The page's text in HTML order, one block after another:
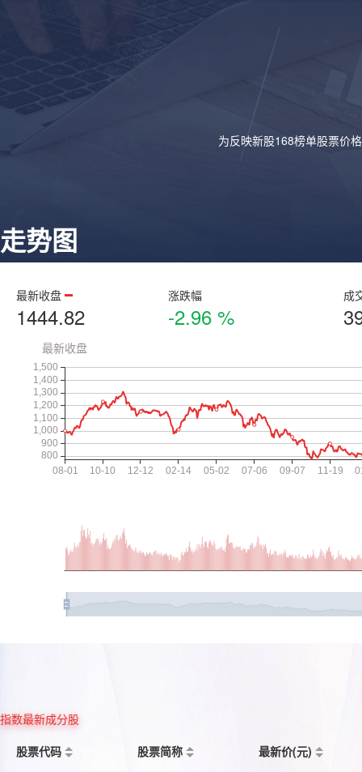
为反映新股168榜单股票价
走势图
最新收盘
1444.82
涨跌幅
-2.96 %
成
指数最新成分股
股票代码
股票简称 最新价(元)